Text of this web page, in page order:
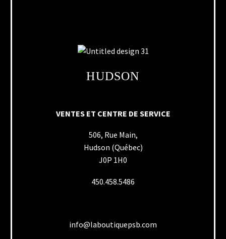
HUDSON
VENTES ET CENTRE DE SERVICE
506, Rue Main,
Hudson (Québec)
J0P 1H0
450.458.5486
info@laboutiquepsb.com